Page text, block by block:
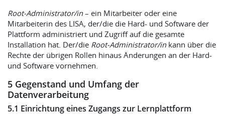
Root-Administrator/in– ein Mitarbeiter oder eine
Mitarbeiterin des LISA, der/die die Hard- und Software der
Plattform administriert und Zugriff auf die gesamte
Installation hat. Der/die Root-Administrator/inkann über die
Rechte der übrigen Rollen hinaus Änderungen an der Hard-
und Software vornehmen.
5 Gegenstand und Umfang der
Datenverarbeitung
5.1 Einrichtung eines Zugangs zur Lernplattform